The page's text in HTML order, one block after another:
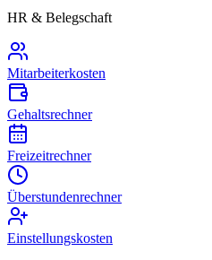
HR & Belegschaft
Mitarbeiterkosten
Gehaltsrechner
Freizeitrechner
Überstundenrechner
Einstellungskosten